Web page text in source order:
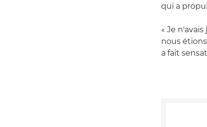
qui a
« Je
nous
a fait